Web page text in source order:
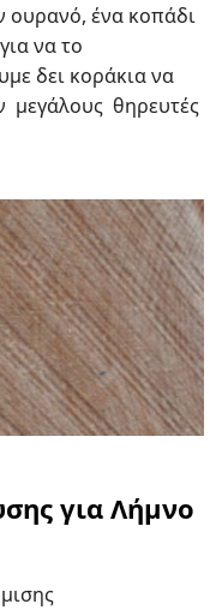
ουρανό, ένα κοπάδι
να το
δει κοράκια να
μεγάλους θηρευτές
για Λήμνο